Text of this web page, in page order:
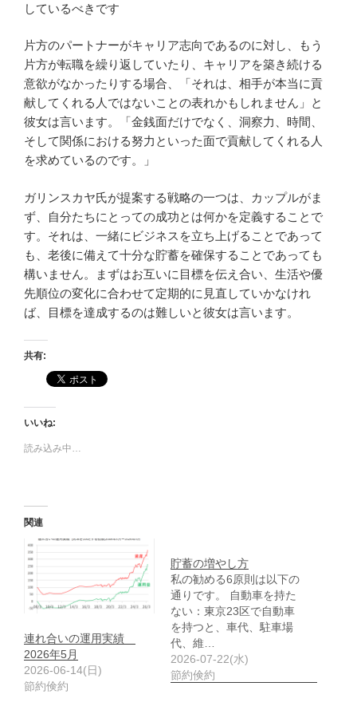
しているべきです
片方のパートナーがキャリア志向であるのに対し、もう
片方が転職を繰り返していたり​​、キャリアを築き続ける
意欲がなかったりする場合、「それは、相手が本当に貢
献してくれる人ではないことの表れかもしれません」と
彼女は言います。「金銭面だけでなく、洞察力、時間、
そして関係における努力といった面で貢献してくれる人
を求めているのです。」
ガリンスカヤ氏が提案する戦略の一つは、カップルがま
ず、自分たちにとっての成功とは何かを定義することで
す。それは、一緒にビジネスを立ち上げることであって
も、老後に備えて十分な貯蓄を確保することであっても
構いません。まずはお互いに目標を伝え合い、生活や優
先順位の変化に合わせて定期的に見直していかなけれ
ば、目標を達成するのは難しいと彼女は言います。
共有:
いいね:
読み込み中…
関連
連れ合いの運用実績
2026年5月
2026-06-14(日)
節約倹約
貯蓄の増やし方
私の勧める6原則は以下の
通りです。 自動車を持た
ない：東京23区で自動車
を持つと、車代、駐車場
代、維…
2026-07-22(水)
節約倹約